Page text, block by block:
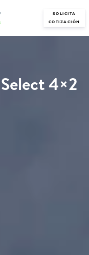
SOLICITA
COTIZACIÓN
4×2